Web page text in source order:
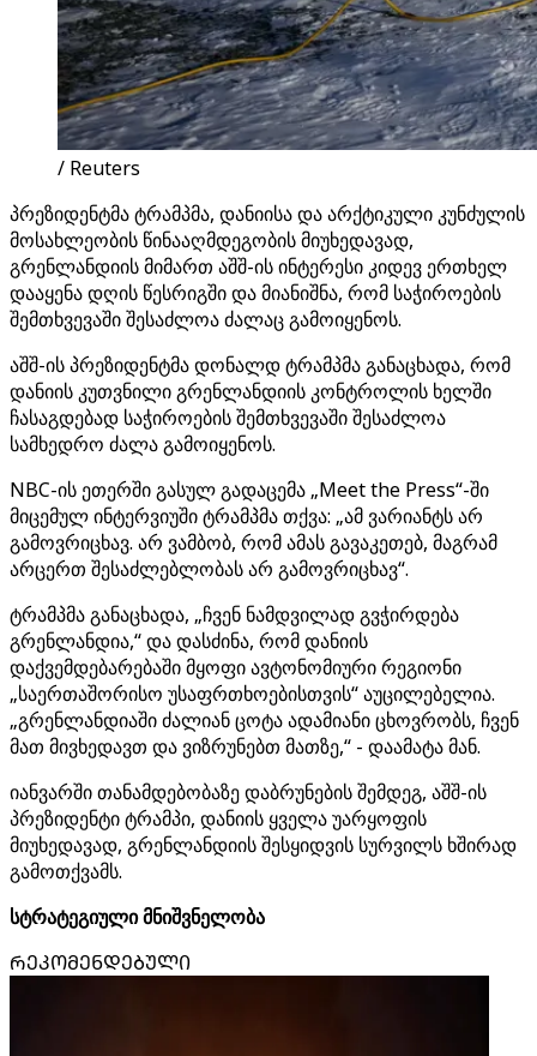
/ Reuters
პრეზიდენტმა ტრამპმა, დანიისა და არქტიკული კუნძულის
მოსახლეობის წინააღმდეგობის მიუხედავად,
გრენლანდიის მიმართ აშშ-ის ინტერესი კიდევ ერთხელ
დააყენა დღის წესრიგში და მიანიშნა, რომ საჭიროების
შემთხვევაში შესაძლოა ძალაც გამოიყენოს.
აშშ-ის პრეზიდენტმა დონალდ ტრამპმა განაცხადა, რომ
დანიის კუთვნილი გრენლანდიის კონტროლის ხელში
ჩასაგდებად საჭიროების შემთხვევაში შესაძლოა
სამხედრო ძალა გამოიყენოს.
NBC-ის ეთერში გასულ გადაცემა „Meet the Press“-ში
მიცემულ ინტერვიუში ტრამპმა თქვა: „ამ ვარიანტს არ
გამოვრიცხავ. არ ვამბობ, რომ ამას გავაკეთებ, მაგრამ
არცერთ შესაძლებლობას არ გამოვრიცხავ“.
ტრამპმა განაცხადა, „ჩვენ ნამდვილად გვჭირდება
გრენლანდია,“ და დასძინა, რომ დანიის
დაქვემდებარებაში მყოფი ავტონომიური რეგიონი
„საერთაშორისო უსაფრთხოებისთვის“ აუცილებელია.
„გრენლანდიაში ძალიან ცოტა ადამიანი ცხოვრობს, ჩვენ
მათ მივხედავთ და ვიზრუნებთ მათზე,“ - დაამატა მან.
იანვარში თანამდებობაზე დაბრუნების შემდეგ, აშშ-ის
პრეზიდენტი ტრამპი, დანიის ყველა უარყოფის
მიუხედავად, გრენლანდიის შესყიდვის სურვილს ხშირად
გამოთქვამს.
სტრატეგიული მნიშვნელობა
ᲠᲔᲙᲝᲛᲔᲜᲓᲔᲑᲣᲚᲘ